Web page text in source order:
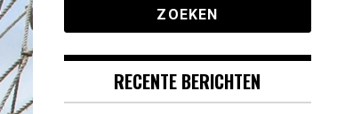
RECENTE BERICHTEN